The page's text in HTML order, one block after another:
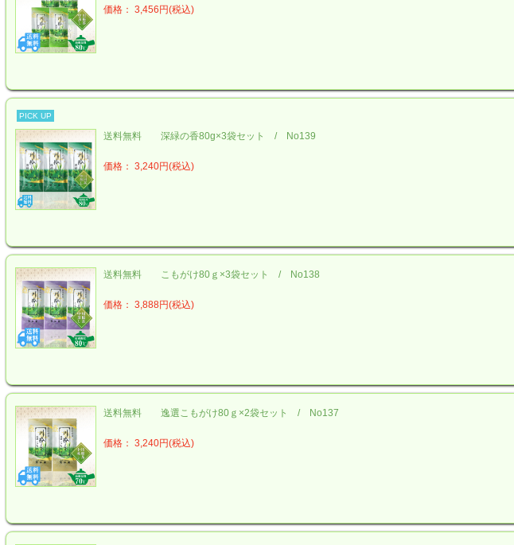
価格： 3,456円(税込)
PICK UP
送料無料 深緑の香80g×3袋セット / No139
価格： 3,240円(税込)
送料無料 こもがけ80ｇ×3袋セット / No138
価格： 3,888円(税込)
送料無料 逸選こもがけ80ｇ×2袋セット / No137
価格： 3,240円(税込)